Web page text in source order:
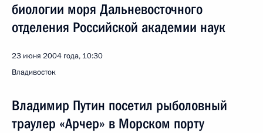
биологии моря Дальневосточного
отделения Российской академии наук
23 июня 2004 года, 10:30
Владивосток
Владимир Путин посетил рыболовный
траулер «Арчер» в Морском порту